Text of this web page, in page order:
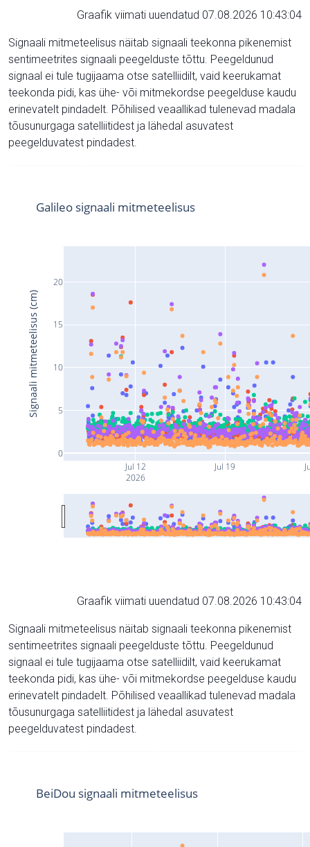
Graafik viimati uuendatud 07.08.2026 10:43:04
Signaali mitmeteelisus näitab signaali teekonna pikenemist
sentimeetrites signaali peegelduste tõttu. Peegeldunud
signaal ei tule tugijaama otse satelliidilt, vaid keerukamat
teekonda pidi, kas ühe- või mitmekordse peegelduse kaudu
erinevatelt pindadelt. Põhilised veaallikad tulenevad madala
tõusunurgaga satelliitidest ja lähedal asuvatest
peegelduvatest pindadest.
Jul 12
2026
Jul 19
0
5
10
15
20
Galileo signaali mitmeteelisus
Signaali mitmeteelisus (cm)
Graafik viimati uuendatud 07.08.2026 10:43:04
Signaali mitmeteelisus näitab signaali teekonna pikenemist
sentimeetrites signaali peegelduste tõttu. Peegeldunud
signaal ei tule tugijaama otse satelliidilt, vaid keerukamat
teekonda pidi, kas ühe- või mitmekordse peegelduse kaudu
erinevatelt pindadelt. Põhilised veaallikad tulenevad madala
tõusunurgaga satelliitidest ja lähedal asuvatest
peegelduvatest pindadest.
BeiDou signaali mitmeteelisus